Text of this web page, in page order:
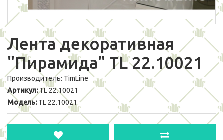
Лента декоративная
"Пирамида" TL 22.10021
Производитель: TimLine
Артикул:TL 22.10021
Модель: TL 22.10021